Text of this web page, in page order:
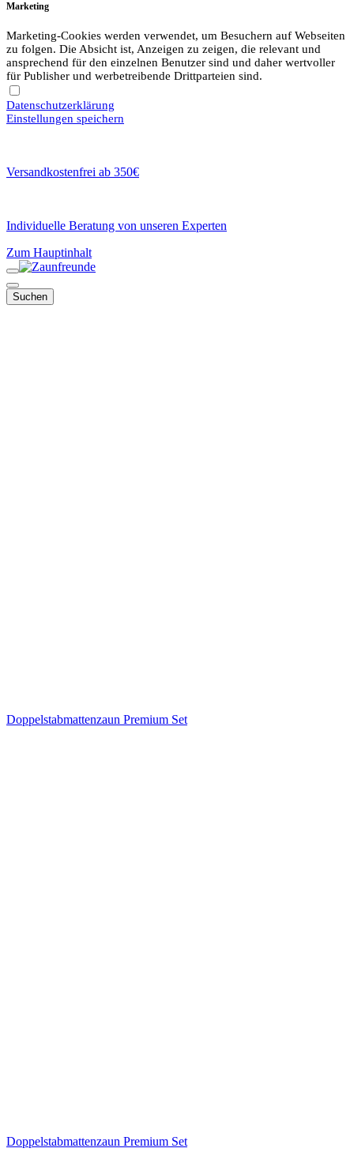
Marketing
Marketing-Cookies werden verwendet, um Besuchern auf Webseiten
zu folgen. Die Absicht ist, Anzeigen zu zeigen, die relevant und
ansprechend für den einzelnen Benutzer sind und daher wertvoller
für Publisher und werbetreibende Drittparteien sind.
Datenschutzerklärung
Einstellungen speichern
Versandkostenfrei ab 350€
Individuelle Beratung von unseren Experten
Zum Hauptinhalt
Suchen
Doppelstabmattenzaun Premium Set
Doppelstabmattenzaun Premium Set